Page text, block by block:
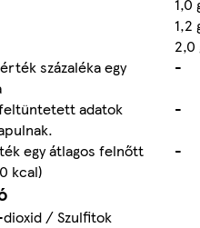
1,2
2,0
százaléka egy
-
adatok
-
egy átlagos felnőtt
kcal)
-
dioxid / Szulfitok